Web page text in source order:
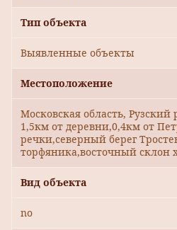
Тип объекта
Выявленные объекты
Местоположение
Московская область,
1,5км от деревни,0,4км от
речки,северный берег
торфяника,восточный склон
Вид объекта
no